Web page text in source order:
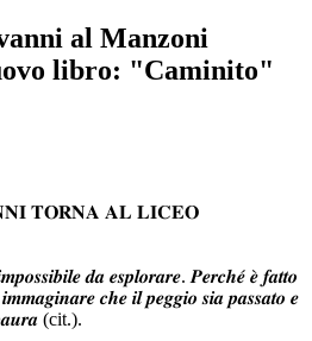
al Manzoni
libro: "Caminito"
𝐓𝐎𝐑𝐍𝐀 𝐀𝐋 𝐋𝐈𝐂𝐄𝐎
𝒅𝒂 𝒆𝒔𝒑𝒍𝒐𝒓𝒂𝒓𝒆. 𝑷𝒆𝒓𝒄𝒉𝒆́ 𝒆̀ 𝒇𝒂𝒕𝒕𝒐
𝒊𝒎𝒎𝒂𝒈𝒊𝒏𝒂𝒓𝒆 𝒄𝒉𝒆 𝒊𝒍 𝒑𝒆𝒈𝒈𝒊𝒐 𝒔𝒊𝒂 𝒑𝒂𝒔𝒔𝒂𝒕𝒐 𝒆
(cit.).